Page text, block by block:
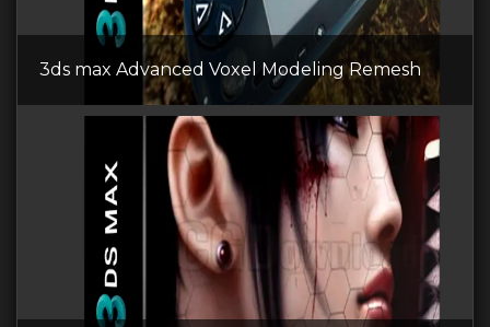
3ds max Advanced Voxel Modeling Remesh